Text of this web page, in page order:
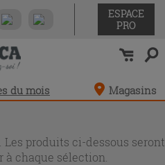
ESPACE
PRO
du mois Magasins
produits ci-dessous seront
chaque sélection.